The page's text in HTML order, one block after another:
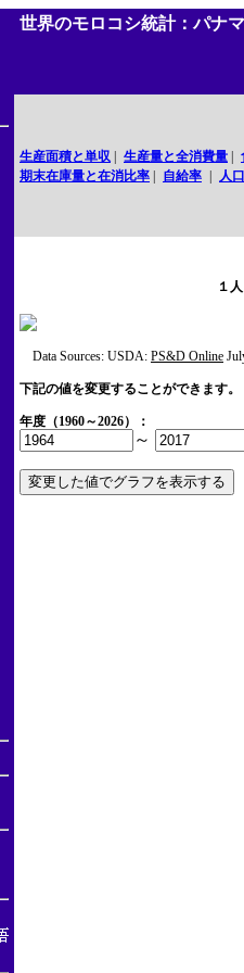
世界のモロコシ統計：パナマ
生産面積と単収 生産量と全消費量
期末在庫量と在消比率
自給率 人口
１
Data Sources: USDA: PS&D Online
下記の値を変更することができます。
年度（1960～2026）：
～